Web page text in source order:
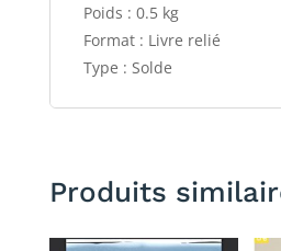
Poids : 0.5 kg
Format : Livre relié
Type : Solde
Produits